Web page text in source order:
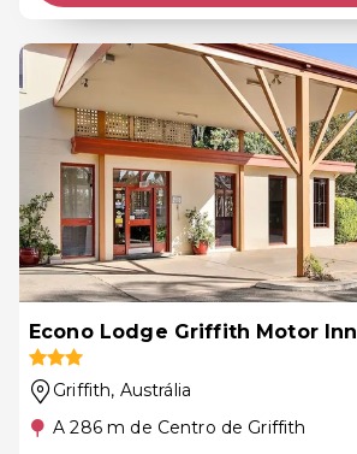
Econo Lodge Griffith Motor Inn
Griffith, Austrália
A 286 m de Centro de Griffith